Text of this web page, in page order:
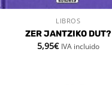
VISTA RÁPIDA
LIBROS
ZER JANTZIKO DUT?
5,95€ IVA incluido